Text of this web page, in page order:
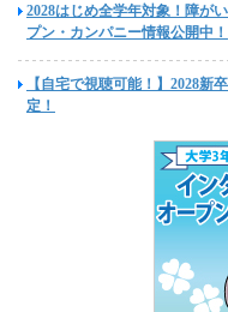
2028はじめ全学年対象！障が
プン・カンパニー情報公開中！
【自宅で視聴可能！】2028
定！